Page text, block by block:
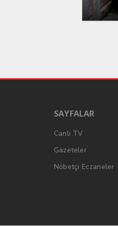
SAYFALAR
Canlı TV
Gazeteler
Nöbetçi Eczaneler